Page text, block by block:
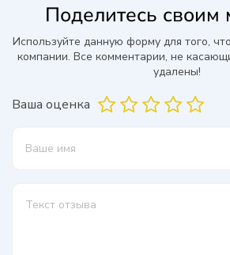
Поделитесь своим
Используйте данную форму для того,
компании. Все комментарии, не
удалены!
Ваша оценка